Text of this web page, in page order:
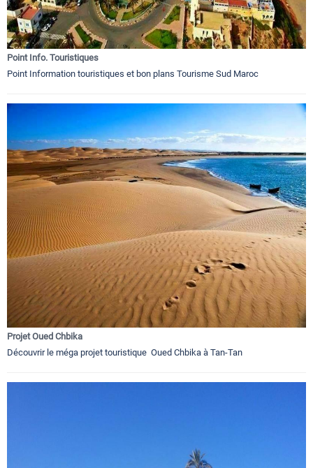
Point Info. Touristiques
Point Information touristiques et bon plans Tourisme Sud Maroc
Projet Oued Chbika
Découvrir le méga projet touristique Oued Chbika à Tan-Tan